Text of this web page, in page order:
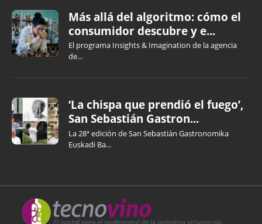
Más allá del algoritmo: cómo el
consumidor descubre y e...
El programa Insights & Imagination de la agencia
de...
‘La chispa que prendió el fuego’,
San Sebastián Gastron...
La 28ª edición de San Sebastián Gastronomika
Euskadi Ba...